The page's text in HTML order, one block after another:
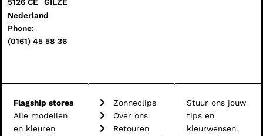
Nederland
Phone:
(0161) 45 58 36
Flagship stores
Alle modellen
en kleuren
Zonneclips
Over ons
Retouren
Stuur ons jouw
tips en
kleurwensen.